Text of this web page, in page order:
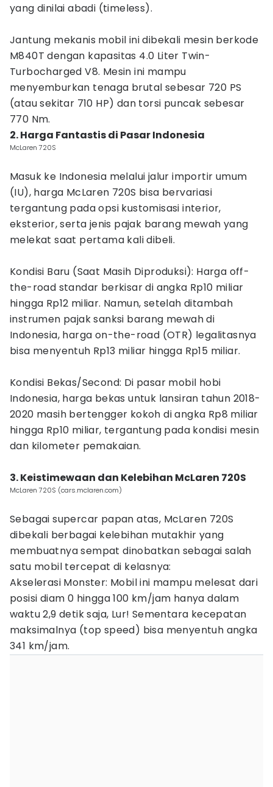
yang dinilai abadi (timeless).
Jantung mekanis mobil ini dibekali mesin berkode
M840T dengan kapasitas 4.0 Liter Twin-
Turbocharged V8. Mesin ini mampu
menyemburkan tenaga brutal sebesar 720 PS
(atau sekitar 710 HP) dan torsi puncak sebesar
770 Nm.
2. Harga Fantastis di Pasar Indonesia
McLaren 720S
Masuk ke Indonesia melalui jalur importir umum
(IU), harga McLaren 720S bisa bervariasi
tergantung pada opsi kustomisasi interior,
eksterior, serta jenis pajak barang mewah yang
melekat saat pertama kali dibeli.
Kondisi Baru (Saat Masih Diproduksi): Harga off-
the-road standar berkisar di angka Rp10 miliar
hingga Rp12 miliar. Namun, setelah ditambah
instrumen pajak sanksi barang mewah di
Indonesia, harga on-the-road (OTR) legalitasnya
bisa menyentuh Rp13 miliar hingga Rp15 miliar.
Kondisi Bekas/Second: Di pasar mobil hobi
Indonesia, harga bekas untuk lansiran tahun 2018-
2020 masih bertengger kokoh di angka Rp8 miliar
hingga Rp10 miliar, tergantung pada kondisi mesin
dan kilometer pemakaian.
3. Keistimewaan dan Kelebihan McLaren 720S
McLaren 720S (cars.mclaren.com)
Sebagai supercar papan atas, McLaren 720S
dibekali berbagai kelebihan mutakhir yang
membuatnya sempat dinobatkan sebagai salah
satu mobil tercepat di kelasnya:
Akselerasi Monster: Mobil ini mampu melesat dari
posisi diam 0 hingga 100 km/jam hanya dalam
waktu 2,9 detik saja, Lur! Sementara kecepatan
maksimalnya (top speed) bisa menyentuh angka
341 km/jam.